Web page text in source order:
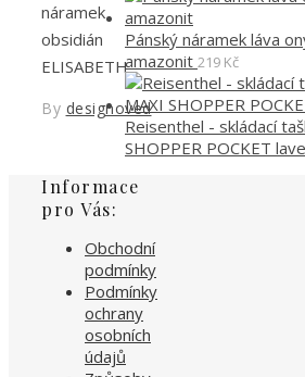
náramek
obsidián
ELISABETH
By designoved
Pánský náramek láva
amazonit 219 Kč
Reisenthel - skládací
SHOPPER POCKET
Informace
pro Vás:
Obchodní
podmínky
Podmínky
ochrany
osobních
údajů